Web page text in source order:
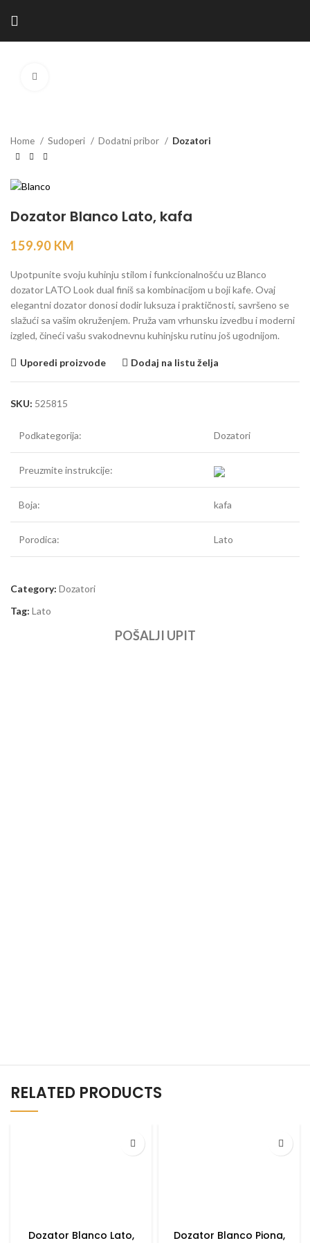
Home Sudoperi Dodatni pribor Dozatori
Dozator Blanco Lato, kafa
159.90 KM
Upotpunite svoju kuhinju stilom i funkcionalnošću uz Blanco
dozator LATO Look dual finiš sa kombinacijom u boji kafe. Ovaj
elegantni dozator donosi dodir luksuza i praktičnosti, savršeno se
slažući sa vašim okruženjem. Pruža vam vrhunsku izvedbu i moderni
izgled, čineći vašu svakodnevnu kuhinjsku rutinu još ugodnijom.
Uporedi proizvode Dodaj na listu želja
SKU: 525815
Podkategorija: Dozatori
Preuzmite instrukcije:
Boja: kafa
Porodica: Lato
Category: Dozatori
Tag: Lato
POŠALJI UPIT
RELATED PRODUCTS
Dozator Blanco Lato,
Dozator Blanco Piona,